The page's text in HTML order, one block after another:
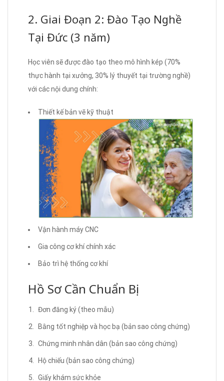
2. Giai Đoạn 2: Đào Tạo Nghề
Tại Đức (3 năm)
Học viên sẽ được đào tạo theo mô hình kép (70%
thực hành tại xưởng, 30% lý thuyết tại trường nghề)
với các nội dung chính:
Thiết kế bản vẽ kỹ thuật
Vận hành máy CNC
Gia công cơ khí chính xác
Bảo trì hệ thống cơ khí
Hồ Sơ Cần Chuẩn Bị
Đơn đăng ký (theo mẫu)
Bằng tốt nghiệp và học bạ (bản sao công chứng)
Chứng minh nhân dân (bản sao công chứng)
Hộ chiếu (bản sao công chứng)
Giấy khám sức khỏe